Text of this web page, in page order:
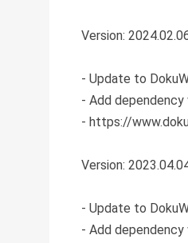
Version:
- Update to
- Add dependency
- https://
Version:
- Update to
- Add dependency